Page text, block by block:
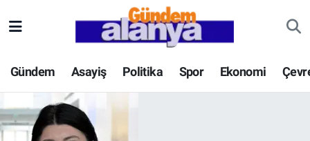
Gündem Asayiş Politika Spor Ekonomi